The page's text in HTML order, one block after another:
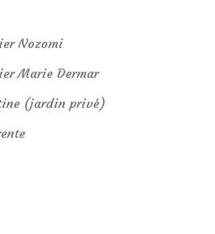
Nozomi
Marie Dermar
(jardin privé)